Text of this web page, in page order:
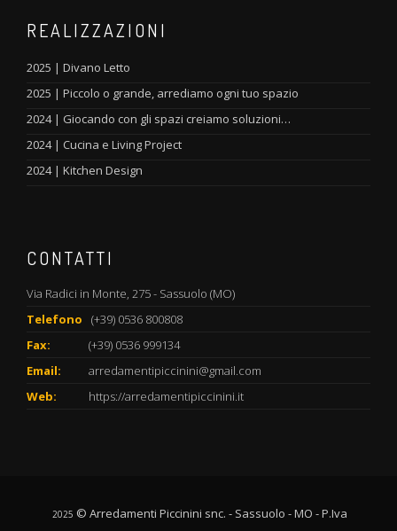
REALIZZAZIONI
2025 | Divano Letto
2025 | Piccolo o grande, arrediamo ogni tuo spazio
2024 | Giocando con gli spazi creiamo soluzioni…
2024 | Cucina e Living Project
2024 | Kitchen Design
CONTATTI
Via Radici in Monte, 275 - Sassuolo (MO)
Telefono
(+39) 0536 800808
Fax:
(+39) 0536 999134
Email:
arredamentipiccinini@gmail.com
Web:
https://arredamentipiccinini.it
2025 © Arredamenti Piccinini snc. - Sassuolo - MO - P.Iva